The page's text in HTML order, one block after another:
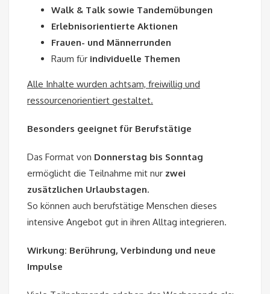
Walk & Talk sowie Tandemübungen
Erlebnisorientierte Aktionen
Frauen- und Männerrunden
Raum für individuelle Themen
Alle Inhalte wurden achtsam, freiwillig und
ressourcenorientiert gestaltet.
Besonders geeignet für Berufstätige
Das Format von Donnerstag bis Sonntag
ermöglicht die Teilnahme mit nur zwei
zusätzlichen Urlaubstagen.
So können auch berufstätige Menschen dieses
intensive Angebot gut in ihren Alltag integrieren.
Wirkung: Berührung, Verbindung und neue
Impulse